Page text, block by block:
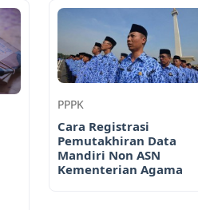
PPPK
Cara Registrasi
Pemutakhiran Data
Mandiri Non ASN
Kementerian Agama